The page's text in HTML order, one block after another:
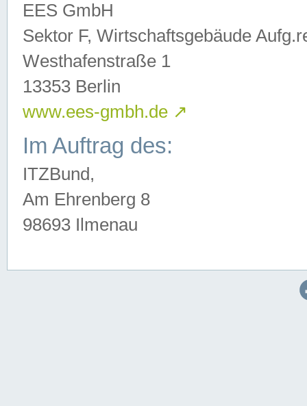
EES GmbH
Sektor F, Wirtschaftsgebäude
Westhafenstraße 1
13353 Berlin
www.ees-gmbh.de ↗
Im Auftrag des:
ITZBund,
Am Ehrenberg 8
98693 Ilmenau